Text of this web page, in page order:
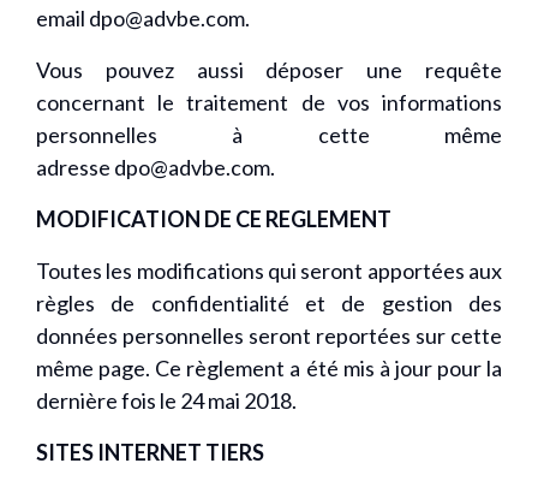
email dpo@advbe.com.
Vous pouvez aussi déposer une requête
concernant le traitement de vos informations
personnelles à cette même
adresse dpo@advbe.com.
MODIFICATION DE CE REGLEMENT
Toutes les modifications qui seront apportées aux
règles de confidentialité et de gestion des
données personnelles seront reportées sur cette
même page. Ce règlement a été mis à jour pour la
dernière fois le 24 mai 2018.
SITES INTERNET TIERS